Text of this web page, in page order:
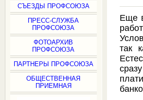
СЪЕЗДЫ ПРОФСОЮЗА
ПРЕСС-СЛУЖБА
ПРОФСОЮЗА
ФОТОАРХИВ
ПРОФСОЮЗА
ПАРТНЕРЫ ПРОФСОЮЗА
ОБЩЕСТВЕННАЯ
ПРИЕМНАЯ
Еще
так